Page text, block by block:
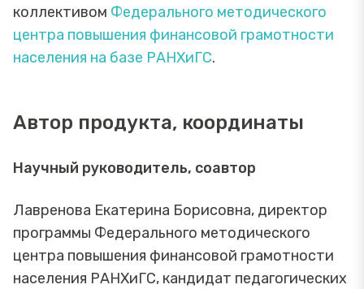
коллективом Федерального методического
центра повышения финансовой грамотности
населения на базе РАНХиГС.
Автор продукта, координаты
Научный руководитель, соавтор
Лавренова Екатерина Борисовна, директор
программы Федерального методического
центра повышения финансовой грамотности
населения РАНХиГС, кандидат педагогических